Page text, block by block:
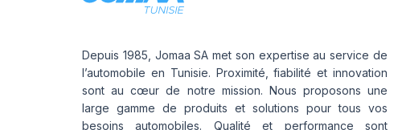
Depuis 1985, Jomaa SA met son expertise au service de
l’automobile en Tunisie. Proximité, fiabilité et innovation
sont au cœur de notre mission. Nous proposons une
large gamme de produits et solutions pour tous vos
besoins automobiles. Qualité et performance sont